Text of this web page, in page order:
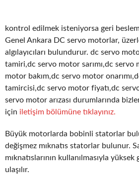
kontrol edilmek isteniyorsa geri
Genel Ankara DC servo motorlar,
algılayıcıları bulundurur. dc servo
tamiri,dc servo motor sarımı,dc servo
motor bakım,dc servo motor
tamircisi,dc servo motor fiyatı,dc
servo motor arızası durumlarında
için iletişim bölümüne tıklayınız.
Büyük motorlarda bobinli statorlar
değişmez mıknatıs statorlar bulunur.
mıknatıslarının kullanılmasıyla yüksek
ulaşılır.